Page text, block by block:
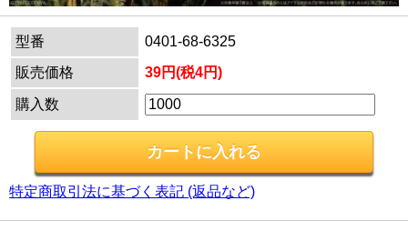
型番
0401-68-6325
販売価格
39円(税4円)
購入数
特定商取引法に基づく表記 (返品など)